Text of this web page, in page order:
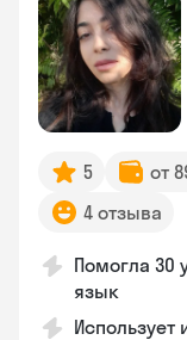
5 от
4 отзыва
Помогла 30
язык